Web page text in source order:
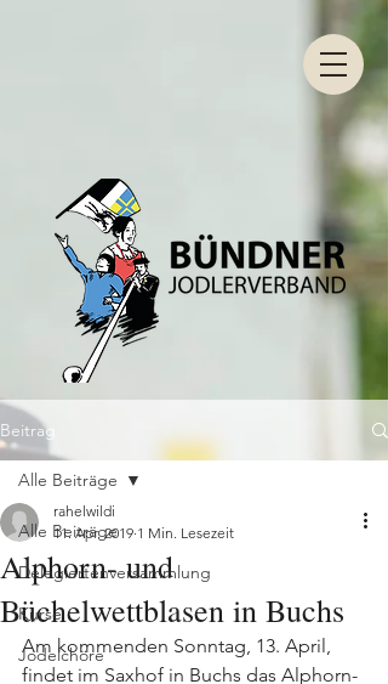
Beitrag
Alle Beiträge
Delegiertenversammlung
Kurse
Jodelchöre
Alle Beiträge
Alphorn- und
Büchelwettblasen in Buchs
rahelwildi
11. Apr. 2019 1 Min. Lesezeit
Am kommenden Sonntag, 13. April,
findet im Saxhof in Buchs das Alphorn-